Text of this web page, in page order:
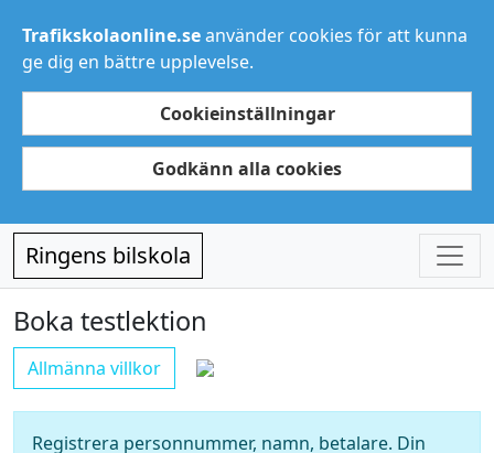
Trafikskolaonline.seanvänder cookies för att kunna
ge dig en bättre upplevelse.
Cookieinställningar
Godkänn alla cookies
Ringens bilskola
Boka testlektion
Allmänna villkor
Registrera personnummer, namn, betalare. Din